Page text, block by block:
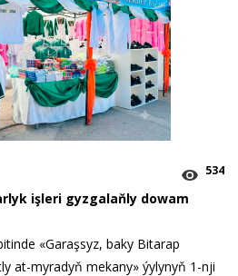
534
işleri gyzgalaňly dowam
«Garaşsyz, baky Bitarap
at-myradyň mekany» ýylynyň 1-nji